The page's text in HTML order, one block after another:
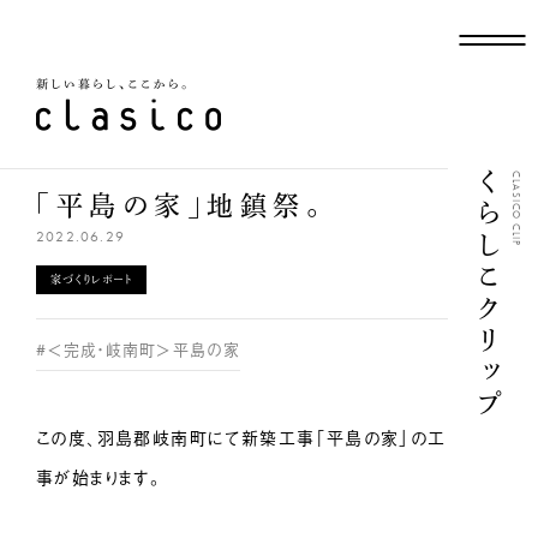
くらしこクリップCLASICO CLIP
「平島の家」地鎮祭。
2022.06.29
家づくりレポート
#＜完成・岐南町＞平島の家
この度、羽島郡岐南町にて新築工事「平島の家」の工
事が始まります。